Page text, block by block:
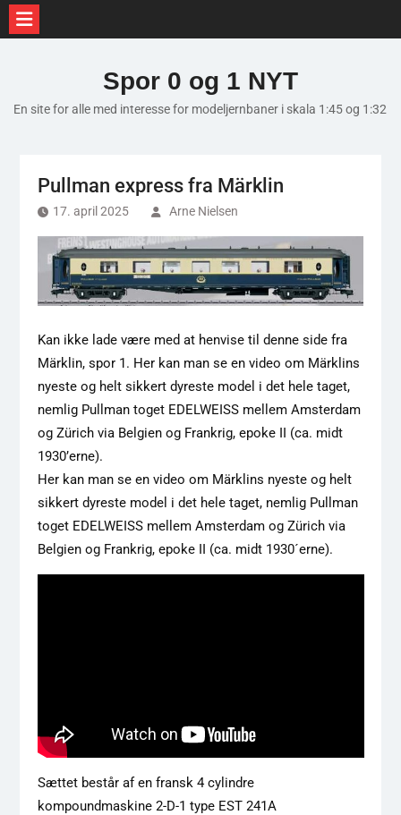
Spor 0 og 1 NYT
En site for alle med interesse for modeljernbaner i skala 1:45 og 1:32
Pullman express fra Märklin
17. april 2025 Arne Nielsen
Kan ikke lade være med at henvise til denne side fra
Märklin, spor 1. Her kan man se en video om Märklins
nyeste og helt sikkert dyreste model i det hele taget,
nemlig Pullman toget EDELWEISS mellem Amsterdam
og Zürich via Belgien og Frankrig, epoke II (ca. midt
1930’erne).
Her kan man se en video om Märklins nyeste og helt
sikkert dyreste model i det hele taget, nemlig Pullman
toget EDELWEISS mellem Amsterdam og Zürich via
Belgien og Frankrig, epoke II (ca. midt 1930´erne).
Sættet består af en fransk 4 cylindre
kompoundmaskine 2-D-1 type EST 241A